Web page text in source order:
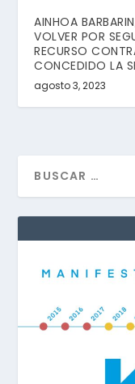
AINHOA
VOLVER POR
RECURSO
CONCEDIDO LA
agosto 3, 2023